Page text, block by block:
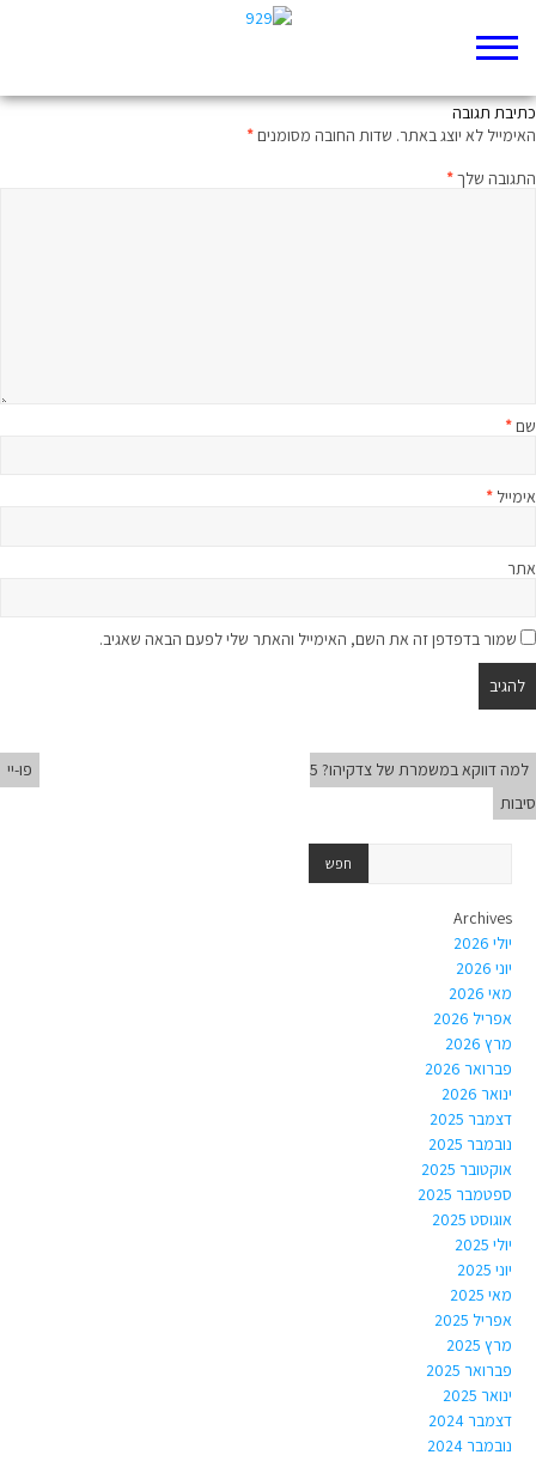
כתיבת תגובה
האימייל לא יוצג באתר. שדות החובה מסומנים*
התגובה שלך*
שם*
אימייל *
אתר
שמור בדפדפן זה את השם, האימייל והאתר שלי לפעם הבאה שאגיב.
למה דווקא במשמרת של צדקיהו? 5
סיבות
פו-יי
Archives
יולי 2026
יוני 2026
מאי 2026
אפריל 2026
מרץ 2026
פברואר 2026
ינואר 2026
דצמבר 2025
נובמבר 2025
אוקטובר 2025
ספטמבר 2025
אוגוסט 2025
יולי 2025
יוני 2025
מאי 2025
אפריל 2025
מרץ 2025
פברואר 2025
ינואר 2025
דצמבר 2024
נובמבר 2024